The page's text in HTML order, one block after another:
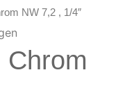
NW 7,2 , 1/4″
Chrom